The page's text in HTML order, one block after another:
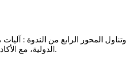
وتناول المحور الرابع من الندوة :
الدولية، مع الأكاديمي محمد المختار ولد بلاتي.